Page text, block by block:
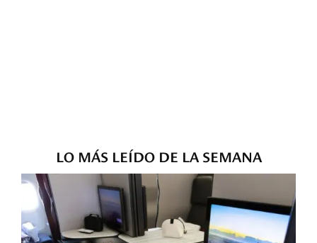
LO MÁS LEÍDO DE LA SEMANA